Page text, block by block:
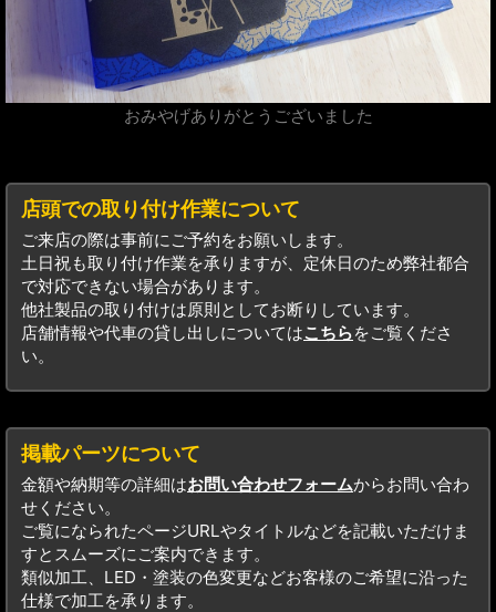
おみやげありがとうございました
店頭での取り付け作業について
ご来店の際は事前にご予約をお願いします。
土日祝も取り付け作業を承りますが、定休日のため弊社都合
で対応できない場合があります。
他社製品の取り付けは原則としてお断りしています。
店舗情報や代車の貸し出しについてはこちらをご覧くださ
い。
掲載パーツについて
金額や納期等の詳細はお問い合わせフォームからお問い合わ
せください。
ご覧になられたページURLやタイトルなどを記載いただけま
すとスムーズにご案内できます。
類似加工、LED・塗装の色変更などお客様のご希望に沿った
仕様で加工を承ります。